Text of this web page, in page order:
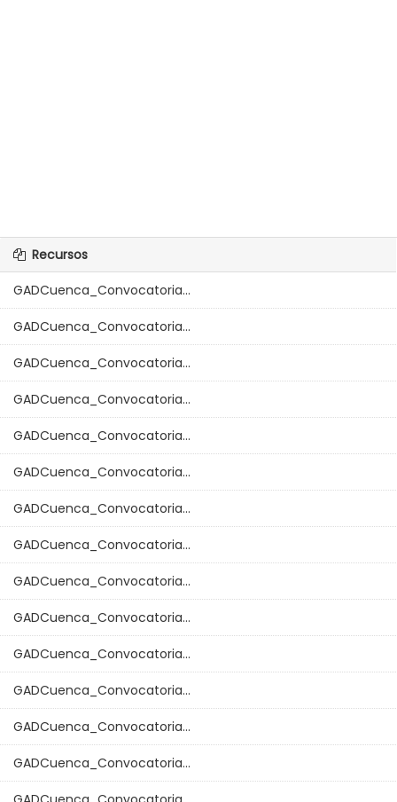
Recursos
GADCuenca_Convocatoria...
GADCuenca_Convocatoria...
GADCuenca_Convocatoria...
GADCuenca_Convocatoria...
GADCuenca_Convocatoria...
GADCuenca_Convocatoria...
GADCuenca_Convocatoria...
GADCuenca_Convocatoria...
GADCuenca_Convocatoria...
GADCuenca_Convocatoria...
GADCuenca_Convocatoria...
GADCuenca_Convocatoria...
GADCuenca_Convocatoria...
GADCuenca_Convocatoria...